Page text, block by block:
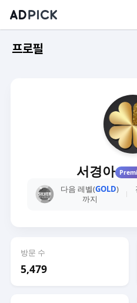
프로필
서경아
다음 레벨(GOLD)
까지
방문 수
5,479